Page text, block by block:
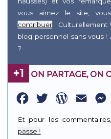
vous aimez le site,
contribuer : Culturellement
blog personnel sans vous
?
+1 ON PARTAGE, ON
Facebook
Twitter
Et pour les
passe !